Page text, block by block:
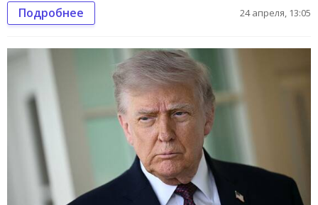
Подробнее 24 апреля, 13:05